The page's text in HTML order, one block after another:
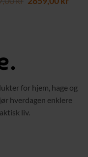
for hjem, hage og
hverdagen enklere
liv.